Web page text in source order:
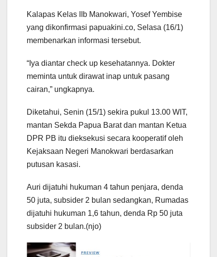
Kalapas Kelas IIb Manokwari, Yosef Yembise
yang dikonfirmasi papuakini.co, Selasa (16/1)
membenarkan informasi tersebut.
“Iya diantar check up kesehatannya. Dokter
meminta untuk dirawat inap untuk pasang
cairan,” ungkapnya.
Diketahui, Senin (15/1) sekira pukul 13.00 WIT,
mantan Sekda Papua Barat dan mantan Ketua
DPR PB itu dieksekusi secara kooperatif oleh
Kejaksaan Negeri Manokwari berdasarkan
putusan kasasi.
Auri dijatuhi hukuman 4 tahun penjara, denda
50 juta, subsider 2 bulan sedangkan, Rumadas
dijatuhi hukuman 1,6 tahun, denda Rp 50 juta
subsider 2 bulan.(njo)